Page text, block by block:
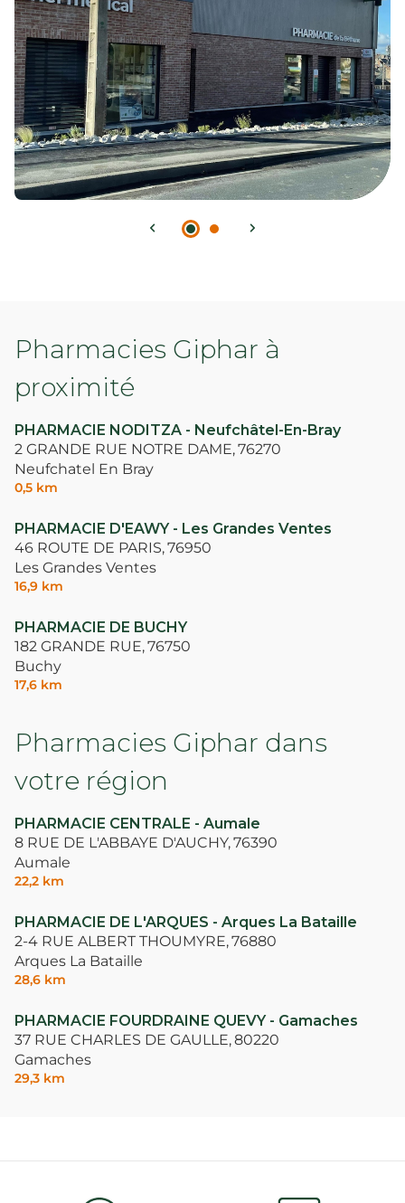
Pharmacies Giphar à
proximité
PHARMACIE NODITZA - Neufchâtel-En-Bray
2 GRANDE RUE NOTRE DAME,76270
Neufchatel En Bray
0,5 km
PHARMACIE D'EAWY - Les Grandes Ventes
46 ROUTE DE PARIS,76950
Les Grandes Ventes
16,9 km
PHARMACIE DE BUCHY
182 GRANDE RUE,76750
Buchy
17,6 km
Pharmacies Giphar dans
votre région
PHARMACIE CENTRALE - Aumale
8 RUE DE L'ABBAYE D'AUCHY,76390
Aumale
22,2 km
PHARMACIE DE L'ARQUES - Arques La Bataille
2-4 RUE ALBERT THOUMYRE,76880
Arques La Bataille
28,6 km
PHARMACIE FOURDRAINE QUEVY - Gamaches
37 RUE CHARLES DE GAULLE,80220
Gamaches
29,3 km